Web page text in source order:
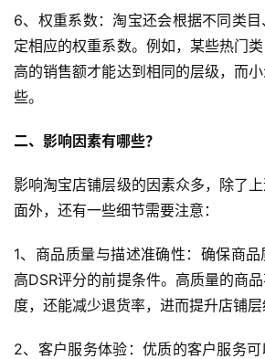
6、权重系数：淘宝还会根据不同类
定相应的权重系数。例如，某些热门
高的销售额才能达到相同的层级，而
些。
二、影响因素有哪些？
影响淘宝店铺层级的因素众多，除了
面外，还有一些细节需要注意：
1、商品质量与描述准确性：确保商
高DSR评分的前提条件。高质量的商
度，还能减少退货率，进而提升店铺层
2、客户服务体验：优质的客户服务